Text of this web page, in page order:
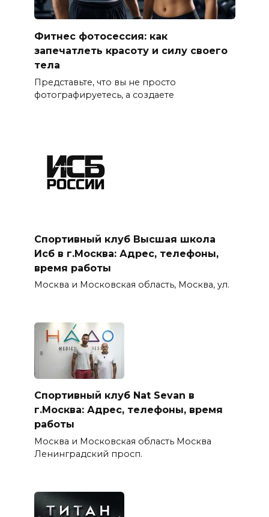
Фитнес фотосессия: как
запечатлеть красоту и силу своего
тела
Представьте, что вы не просто
фотографируетесь, а создаете
Спортивный клуб Высшая школа
Исб в г.Москва: Адрес, телефоны,
время работы
Москва и Московская область, Москва, ул.
Спортивный клуб Nat Sevan в
г.Москва: Адрес, телефоны, время
работы
Москва и Московская область Москва
Ленинградский просп.